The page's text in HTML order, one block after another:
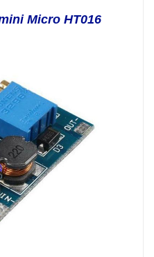
Micro HT016